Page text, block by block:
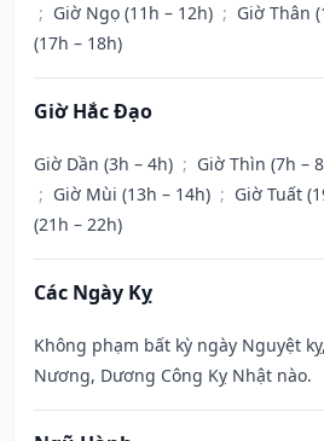
; Giờ Ngọ (11h – 12h) ; Giờ Thân
(17h – 18h)
Giờ Hắc Đạo
Giờ Dần (3h – 4h) ; Giờ Thìn (7h –
; Giờ Mùi (13h – 14h) ; Giờ Tuất
(21h – 22h)
Các Ngày Kỵ
Không phạm bất kỳ ngày Nguyệt
Nương, Dương Công Kỵ Nhật nào.